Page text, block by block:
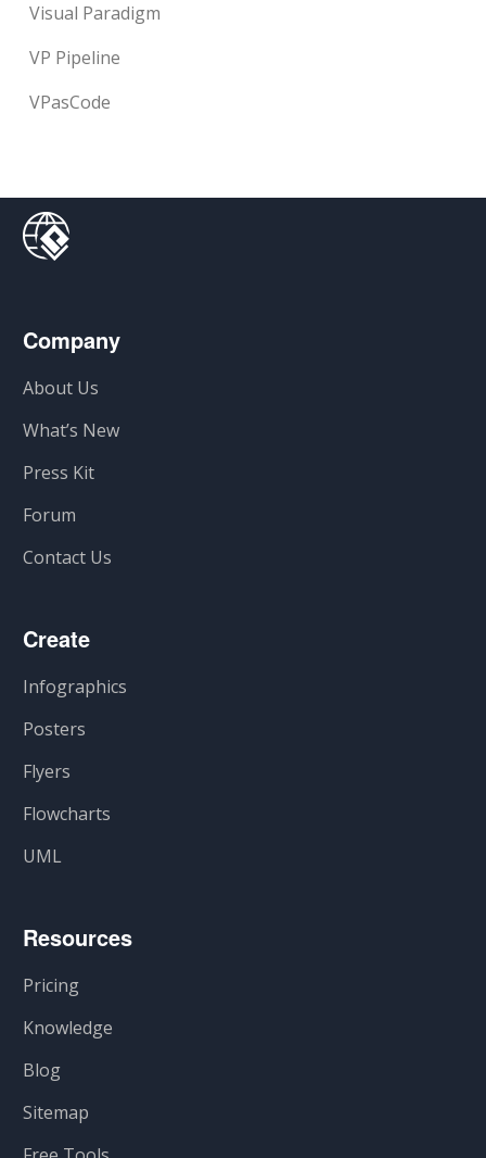
Visual Paradigm
VP Pipeline
VPasCode
Company
About Us
What’s New
Press Kit
Forum
Contact Us
Create
Infographics
Posters
Flyers
Flowcharts
UML
Resources
Pricing
Knowledge
Blog
Sitemap